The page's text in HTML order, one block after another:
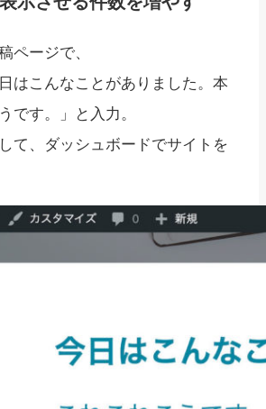
ページで、
はこんなことがありました。本
です。」と入力。
て、ダッシュボードでサイトを